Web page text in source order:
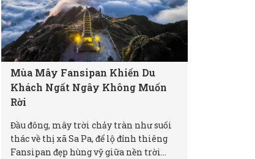
Mùa Mây Fansipan Khiến Du
Khách Ngất Ngây Không Muốn
Rời
Đầu đông, mây trời chảy tràn như suối
thác về thị xã Sa Pa, để lộ đỉnh thiêng
Fansipan đẹp hùng vỹ giữa nền trời...